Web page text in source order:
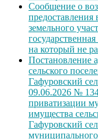
Сообщение о
предоставления
земельного
на который не
Постановление
сельского
Гафуровский
09.06.2026 №
приватизации
имущества
Гафуровский